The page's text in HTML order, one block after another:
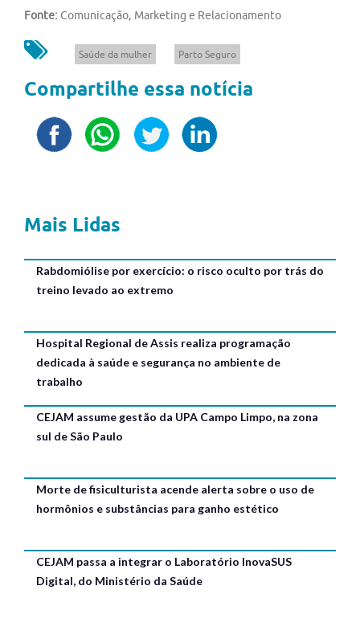
Fonte: Comunicação, Marketing e Relacionamento
Saúde da mulher Parto Seguro
Compartilhe essa notícia
Mais Lidas
Rabdomiólise por exercício: o risco oculto por trás do
treino levado ao extremo
Hospital Regional de Assis realiza programação
dedicada à saúde e segurança no ambiente de
trabalho
CEJAM assume gestão da UPA Campo Limpo, na zona
sul de São Paulo
Morte de fisiculturista acende alerta sobre o uso de
hormônios e substâncias para ganho estético
CEJAM passa a integrar o Laboratório InovaSUS
Digital, do Ministério da Saúde